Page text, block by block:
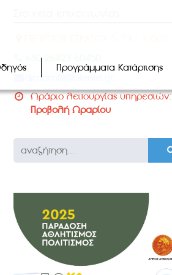
Προγράμματα Κατάρτισης
+30 26423 60450
dimamfil@otenet.gr
Ωράριο λειτουργίας υπηρεσιών:
Προβολή Ωραρίου